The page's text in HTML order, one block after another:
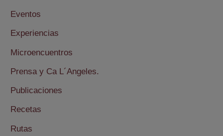
Eventos
Experiencias
Microencuentros
Prensa y Ca L´Angeles.
Publicaciones
Recetas
Rutas